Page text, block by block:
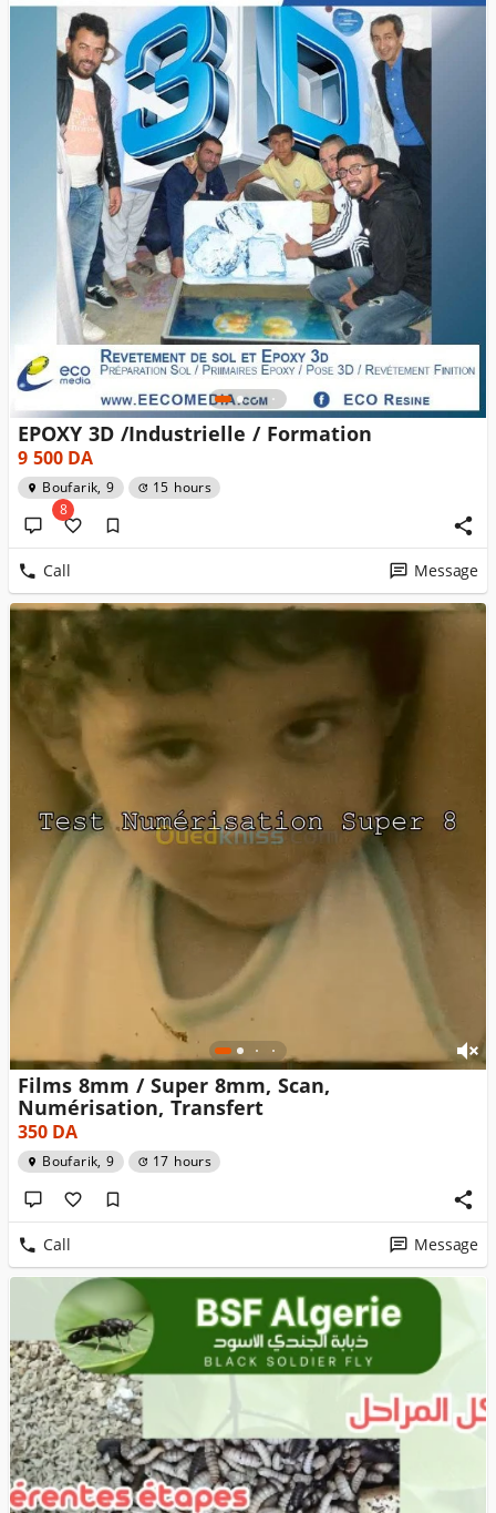
EPOXY 3D /Industrielle / Formation
9 500DA
Boufarik, 9
15 hours
8
Call Message
Films 8mm / Super 8mm, Scan,
Numérisation, Transfert
350DA
Boufarik, 9 17 hours
Call Message